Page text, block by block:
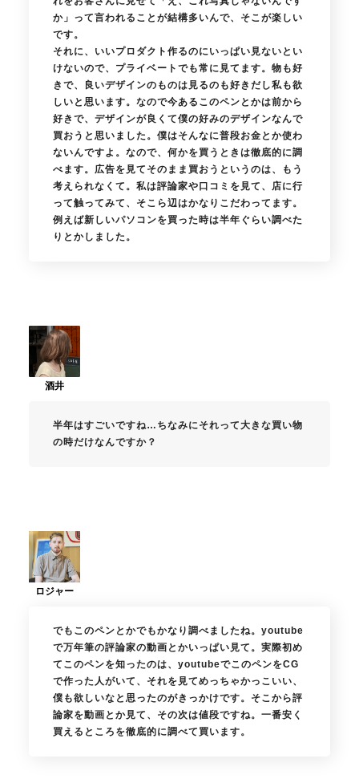
か」って言われることが結構多いんで、そこが楽しい
です。
それに、いいプロダクト作るのにいっぱい見ないとい
けないので、プライベートでも常に見てます。物も好
きで、良いデザインのものは見るのも好きだし私も欲
しいと思います。なので今あるこのペンとかは前から
好きで、デザインが良くて僕の好みのデザインなんで
買おうと思いました。僕はそんなに普段お金とか使わ
ないんですよ。なので、何かを買うときは徹底的に調
べます。広告を見てそのまま買おうというのは、もう
考えられなくて。私は評論家や口コミを見て、店に行
って触ってみて、そこら辺はかなりこだわってます。
例えば新しいパソコンを買った時は半年ぐらい調べた
りとかしました。
半年はすごいですね…ちなみにそれって大きな買い物
の時だけなんですか？
でもこのペンとかでもかなり調べましたね。youtube
で万年筆の評論家の動画とかいっぱい見て。実際初め
てこのペンを知ったのは、youtubeでこのペンをCG
で作った人がいて、それを見てめっちゃかっこいい、
僕も欲しいなと思ったのがきっかけです。そこから評
論家を動画とか見て、その次は値段ですね。一番安く
買えるところを徹底的に調べて買います。